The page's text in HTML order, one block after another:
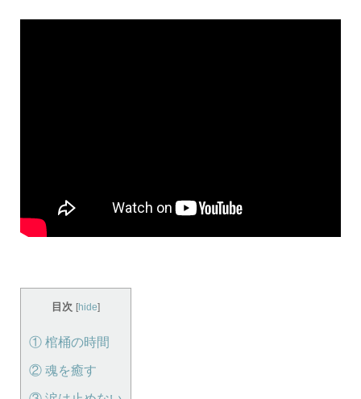
目次 [hide]
① 棺桶の時間
② 魂を癒す